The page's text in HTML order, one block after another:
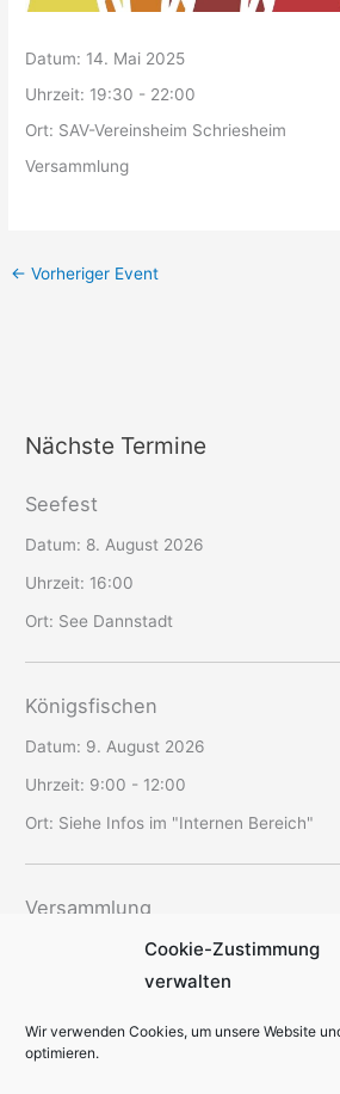
Cookie-Zustimmung
verwalten
Wir verwenden Cookies, um unsere Website
optimieren.
Datum: 14. Mai 2025
Uhrzeit: 19:30 - 22:00
Ort: SAV-Vereinsheim Schriesheim
Versammlung
← Vorheriger Event
Nächste Termine
Seefest
Datum: 8. August 2026
Uhrzeit: 16:00
Ort: See Dannstadt
Königsfischen
Datum: 9. August 2026
Uhrzeit: 9:00 - 12:00
Ort: Siehe Infos im "Internen Bereich"
Versammlung
12. August 2026
19:30 - 22:00
Ort:SAV-Vereinsheim Schriesheim